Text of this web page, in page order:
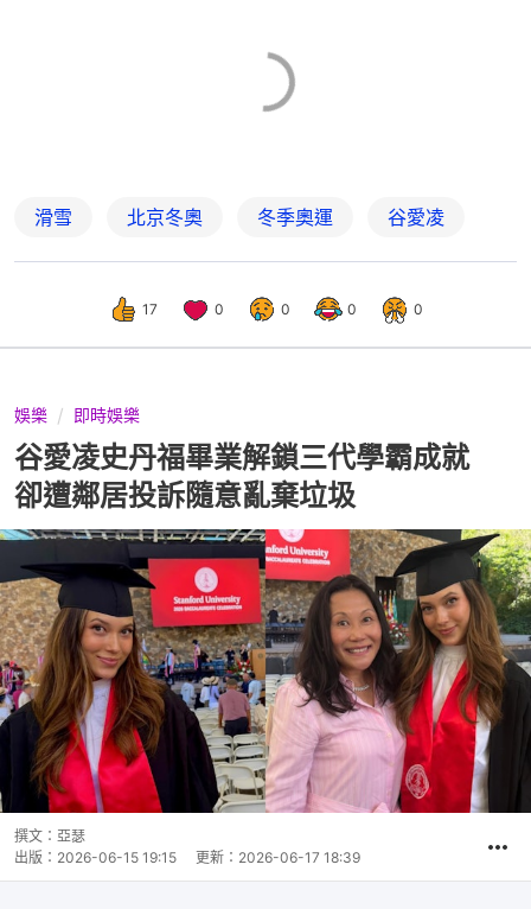
滑雪 北京冬奧 冬季奧運 谷愛凌
17 0 0 0 0
娛樂 即時娛樂
谷愛凌史丹福畢業解鎖三代學霸成就
卻遭鄰居投訴隨意亂棄垃圾
撰文： 亞瑟
出版： 2026-06-15 19:15 更新： 2026-06-17 18:39